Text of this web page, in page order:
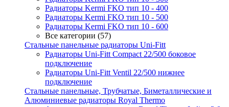
Радиаторы Kermi FKO тип 10 - 400
Радиаторы Kermi FKO тип 10 - 500
Радиаторы Kermi FKO тип 10 - 600
Все категории (57)
Стальные панельные радиаторы Uni-Fitt
Радиаторы Uni-Fitt Compact 22/500 боковое
подключение
Радиаторы Uni-Fitt Ventil 22/500 нижнее
подключение
Стальные панельные, Трубчатые, Биметаллические и
Алюминиевые радиаторы Royal Thermo